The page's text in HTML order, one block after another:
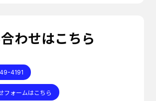
わせはこちら
4191
フォームはこちら